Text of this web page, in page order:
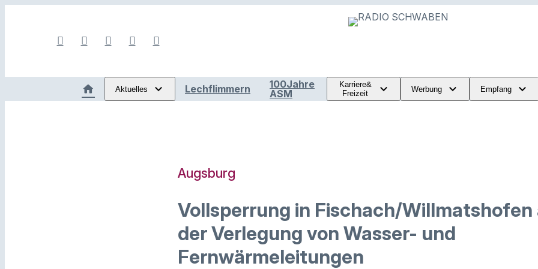
Aktuelles Lechflimmern
100Jahre
ASM
Karriere&
Freizeit
Werbung Empfang
Augsburg
Vollsperrung in Fischach/
der Verlegung von Wasser- und
Fernwärmeleitungen